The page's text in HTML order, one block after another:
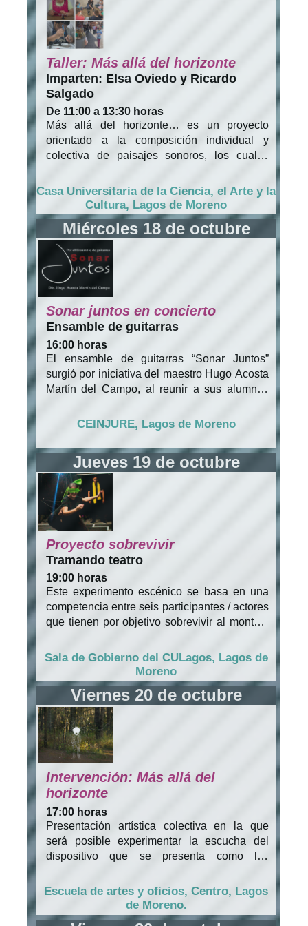
Taller: Más allá del horizonte
Imparten: Elsa Oviedo y Ricardo
Salgado
De 11:00 a 13:30 horas
Más allá del horizonte… es un proyecto
orientado a la composición individual y
colectiva de paisajes sonoros, los cuales
dispositivo multimedia, específicamente
diseñado para la escucha inmersiva. El
dispositivo a producir será un casco que el
usuario empleará para la escucha, limitando
el sentido de la vista para propiciar un
entorno íntimo.
Casa Universitaria de la Ciencia, el Arte y la
Cultura, Lagos de Moreno
Miércoles 18 de octubre
Sonar juntos en concierto
Ensamble de guitarras
16:00 horas
El ensamble de guitarras “Sonar Juntos”
surgió por iniciativa del maestro Hugo Acosta
Martín del Campo, al reunir a sus alumnos
Poco a poco esta experiencia se ha
transformado en aprendizaje y madurez
musical para sus integrantes, debido al
repertorio que se aborda y que va desde
música del renacimiento hasta
contemporánea.
CEINJURE, Lagos de Moreno
Jueves 19 de octubre
Proyecto sobrevivir
Tramando teatro
19:00 horas
Este experimento escénico se basa en una
competencia entre seis participantes / actores
que tienen por objetivo sobrevivir al montaje
una serie de juegos en los que, a su vez, se
presentan metáforas acerca de situaciones
de injusticia o inseguridad que se viven en
nuestro país.
Sala de Gobierno del CULagos, Lagos de
Moreno
Viernes 20 de octubre
Intervención: Más allá del
horizonte
17:00 horas
Presentación artística colectiva en la que
será posible experimentar la escucha del
dispositivo que se presenta como los
participantes del taller.
Escuela de artes y oficios, Centro, Lagos
de Moreno.